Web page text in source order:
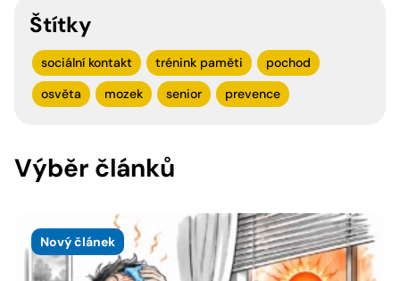
Štítky
sociální kontakt trénink paměti
pochod
osvěta
mozek senior prevence
Výběr článků
Nový článek